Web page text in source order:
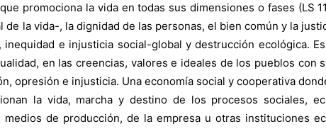
promociona la vida en todas sus dimensiones o fases (LS
de la vida-, la dignidad de las personas, el bien común y la
e injusticia social-global y destrucción ecológica.
en las creencias, valores e ideales de los pueblos con
opresión e injusticia. Una economía social y cooperativa
la vida, marcha y destino de los procesos sociales,
de producción, de la empresa u otras instituciones